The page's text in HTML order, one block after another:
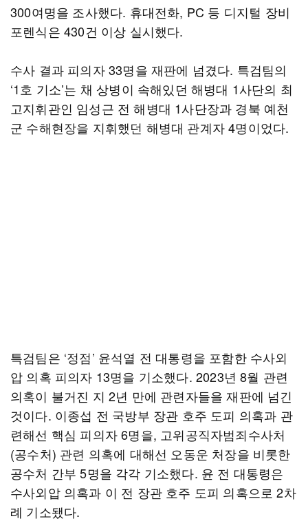
300여명을 조사했다. 휴대전화, PC 등 디지털 장비
포렌식은 430건 이상 실시했다.
수사 결과 피의자 33명을 재판에 넘겼다. 특검팀의
‘1호 기소’는 채 상병이 속해있던 해병대 1사단의 최
고지휘관인 임성근 전 해병대 1사단장과 경북 예천
군 수해현장을 지휘했던 해병대 관계자 4명이었다.
특검팀은 ‘정점’ 윤석열 전 대통령을 포함한 수사외
압 의혹 피의자 13명을 기소했다. 2023년 8월 관련
의혹이 불거진 지 2년 만에 관련자들을 재판에 넘긴
것이다. 이종섭 전 국방부 장관 호주 도피 의혹과 관
련해선 핵심 피의자 6명을, 고위공직자범죄수사처
(공수처) 관련 의혹에 대해선 오동운 처장을 비롯한
공수처 간부 5명을 각각 기소했다. 윤 전 대통령은
수사외압 의혹과 이 전 장관 호주 도피 의혹으로 2차
례 기소됐다.